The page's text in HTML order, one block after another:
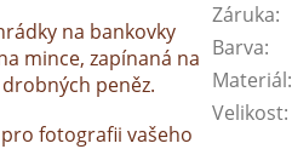
na bankovky
mince, zapínaná na
peněz.
fotografii vašeho
Záruka:
Barva:
Materiál:
Velikost: